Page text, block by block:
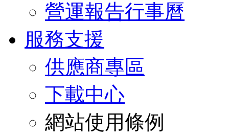
營運報告行事曆
服務支援
供應商專區
下載中心
網站使用條例